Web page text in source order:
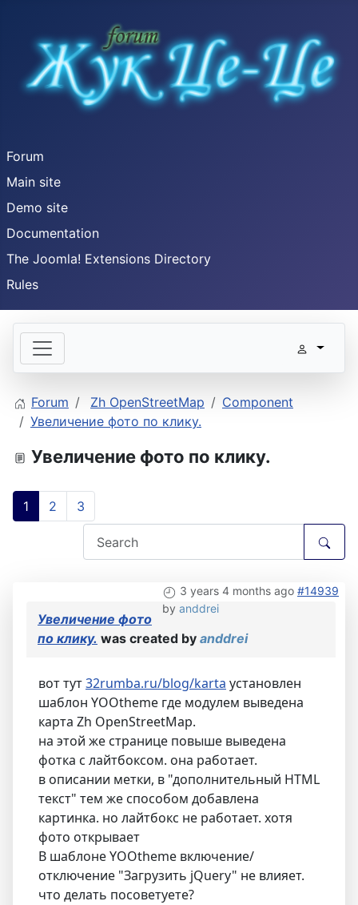
Forum
Main site
Demo site
Documentation
The Joomla! Extensions Directory
Rules
Forum Zh OpenStreetMap
Component
Увеличение фото по клику.
Увеличение фото по клику.
1 2 3
3 years 4 months ago #14939
by anddrei
Увеличение фото
по клику. was created by anddrei
вот тут32rumba.ru/blog/karta установлен
шаблон YOOtheme где модулем выведена
карта Zh OpenStreetMap.
на этой же странице повыше выведена
фотка с лайтбоксом. она работает.
в описании метки, в "дополнительный HTML
текст" тем же способом добавлена
картинка. но лайтбокс не работает. хотя
фото открывает
В шаблоне YOOtheme включение/
отключение "Загрузить jQuery" не влияет.
что делать посоветуете?